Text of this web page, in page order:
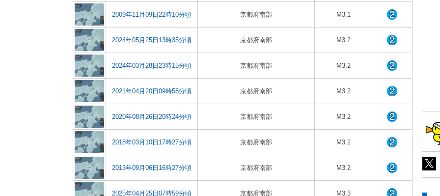
2009年11月09日22時10分頃 京都府南部 M3.1
2024年05月25日13時35分頃 京都府南部 M3.2
2024年03月28日23時15分頃 京都府南部 M3.2
2021年04月20日09時58分頃 京都府南部 M3.2
2020年08月26日20時24分頃 京都府南部 M3.2
2018年03月10日17時27分頃 京都府南部 M3.2
2013年09月06日16時27分頃 京都府南部 M3.2
2025年04月25日07時59分頃 京都府南部 M3.3